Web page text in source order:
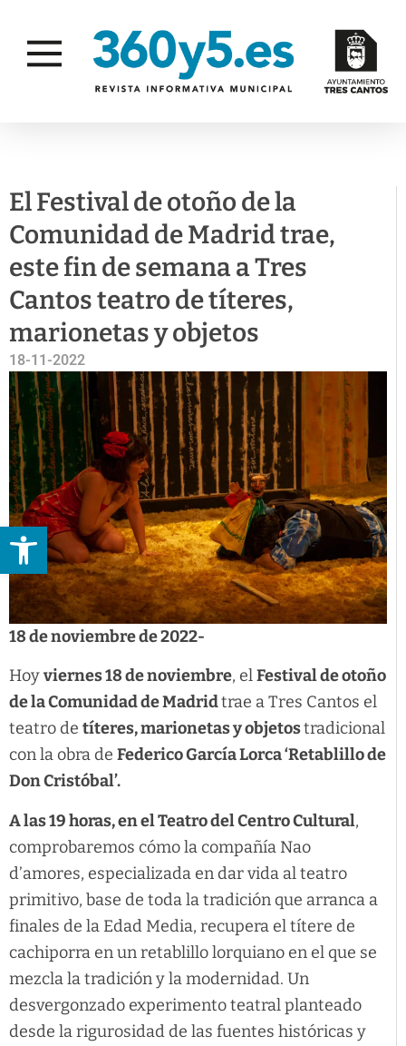
Abrir barra de herramientas
El Festival de otoño de la
Comunidad de Madrid trae,
este fin de semana a Tres
Cantos teatro de títeres,
marionetas y objetos
18-11-2022
18 de noviembre de 2022-
Hoyviernes 18 de noviembre, elFestival de otoño
de la Comunidad de Madridtrae a Tres Cantos el
teatro de títeres, marionetas y objetostradicional
con la obra de Federico García Lorca ‘Retablillo de
Don Cristóbal’.
A las 19 horas, en el Teatro del Centro Cultural,
comprobaremos cómo la compañía Nao
d’amores, especializada en dar vida al teatro
primitivo, base de toda la tradición que arranca a
finales de la Edad Media, recupera el títere de
cachiporra en un retablillo lorquiano en el que se
mezcla la tradición y la modernidad. Un
desvergonzado experimento teatral planteado
desde la rigurosidad de las fuentes históricas y